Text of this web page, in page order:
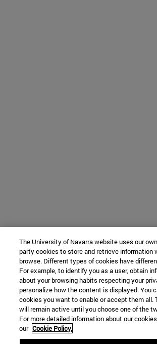
The University of Navarra website uses our
party cookies to store and retrieve information
browse. Different types of cookies have
For example, to identify you as a user, obtain
about your browsing habits respecting your
personalize how the content is displayed. You
cookies you want to enable or accept them all.
will remain active until you choose one of the
For more detailed information about our
our Cookie Policy.